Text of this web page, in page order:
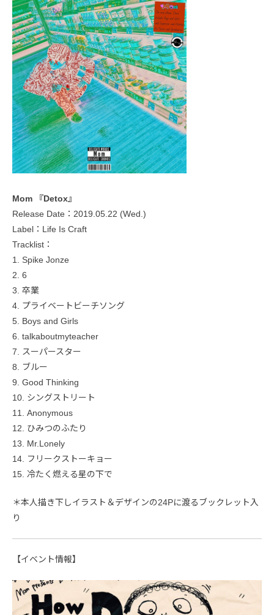
Mom 『Detox』
Release Date：2019.05.22 (Wed.)
Label：Life Is Craft
Tracklist：
1. Spike Jonze
2. 6
3. 卒業
4. プライベートビーチソング
5. Boys and Girls
6. talkaboutmyteacher
7. スーパースター
8. ブルー
9. Good Thinking
10. シングストリート
11. Anonymous
12. ひみつのふたり
13. Mr.Lonely
14. フリークストーキョー
15. 冷たく燃える星の下で
＊本人描き下しイラスト＆デザインの24Pに渡るブックレット入
り
【イベント情報】